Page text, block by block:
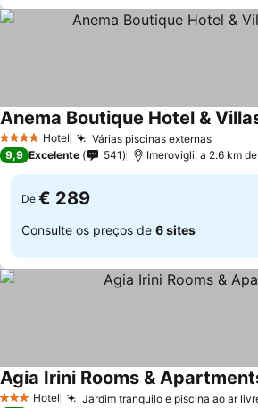
4 EstrelasHotel Várias piscinas externas
Anema Boutique Hotel &
9,9 Excelente 541 Imerovigli, a 2.6 km
De € 289
Consulte os preços de 6 sites
3 EstrelasHotel Jardim tranquilo e piscina ao ar
Agia Irini Rooms &